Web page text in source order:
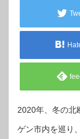
2020年、冬の北
ゲン市内を巡り